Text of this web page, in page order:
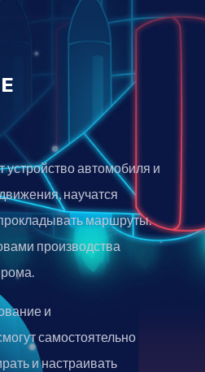
автомобиля и
научатся
маршруты.
производства
и
самостоятельно
и настраивать